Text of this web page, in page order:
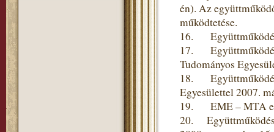
én). Az
működtetése.
16.
17.
Tudományos
18.
Egyesülettel 2007.
19. EME – MTA
20. Együttműködési